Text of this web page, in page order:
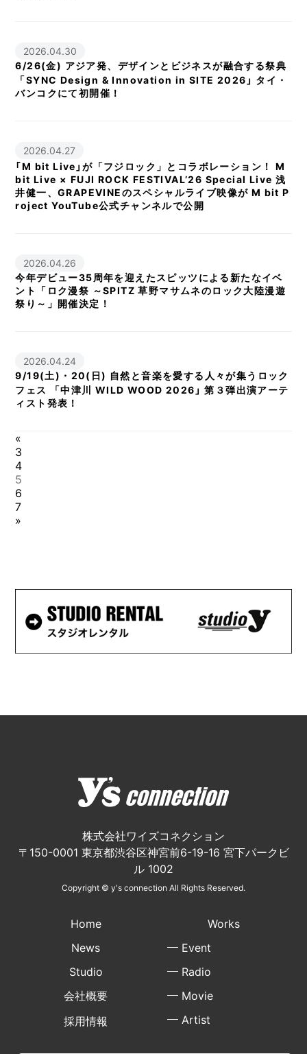
2026.04.30
6/26(金) アジア発、デザインとビジネスが融合する祭典
「SYNC Design & Innovation in SITE 2026」 タイ・
バンコクにて初開催！
2026.04.27
「M bit Live」が「フジロック」とコラボレーション！ M
bit Live × FUJI ROCK FESTIVAL’26 Special Live 浅
井健一、GRAPEVINEのスペシャルライブ映像が M bit P
roject YouTube公式チャンネルで公開
2026.04.26
今年デビュー35周年を迎えたスピッツによる新たなイベ
ント「ロク漫祭 ～SPITZ 草野マサムネのロック大陸漫遊
祭り～」開催決定！
2026.04.24
9/19(土)・20(日) 自然と音楽を愛する人々が集うロック
フェス 「中津川 WILD WOOD 2026」 第３弾出演アーテ
ィスト発表！
«
3
4
5
6
7
»
株式会社ワイズコネクション
〒150-0001 東京都渋谷区神宮前6-19-16 宮下パークビ
ル 1002
Copyright © y's connection All Rights Reserved.
Home
News
Studio
会社概要
採用情報
Works
Event
Radio
Movie
Artist